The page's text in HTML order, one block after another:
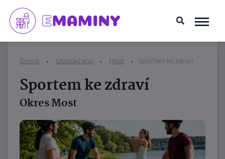
Domů Ústecký kraj Most Sportem ke zdraví
Sportem ke zdraví
Okres Most